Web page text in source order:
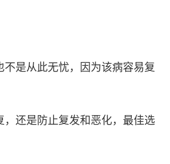
不是从此无忧，因为该病容易复
，还是防止复发和恶化，最佳选